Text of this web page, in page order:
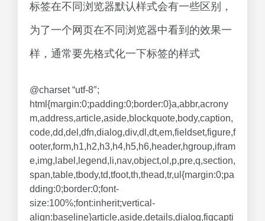
标签在不同浏览器默认样式会有一些区别，
为了一个网页在不同浏览器中看到的效果一
样，通常要先格式化一下标签的样式
@charset “utf-8″;
html{margin:0;padding:0;border:0}a,abbr,acrony
m,address,article,aside,blockquote,body,caption,
code,dd,del,dfn,dialog,div,dl,dt,em,fieldset,figure,f
ooter,form,h1,h2,h3,h4,h5,h6,header,hgroup,ifram
e,img,label,legend,li,nav,object,ol,p,pre,q,section,
span,table,tbody,td,tfoot,th,thead,tr,ul{margin:0;pa
dding:0;border:0;font-
size:100%;font:inherit;vertical-
align:baseline}article,aside,details,dialog,figcapti